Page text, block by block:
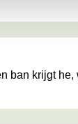
ban krijgt